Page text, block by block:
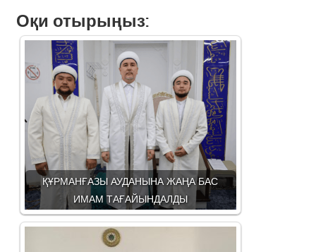
Оқи отырыңыз:
ҚҰРМАНҒАЗЫ АУДАНЫНА ЖАҢА БАС
ИМАМ ТАҒАЙЫНДАЛДЫ